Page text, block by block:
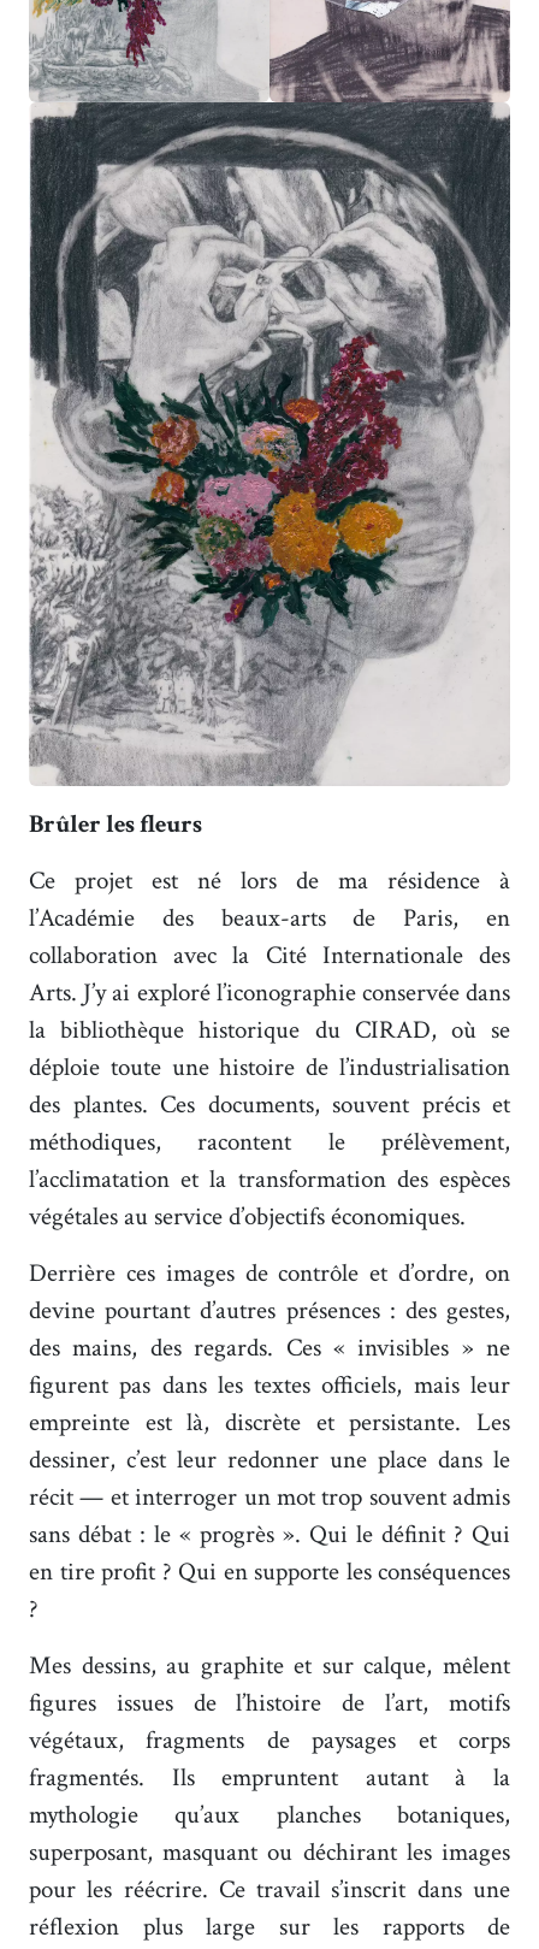
Brûler les fleurs
Ce projet est né lors de ma résidence à
l’Académie des beaux-arts de Paris, en
collaboration avec la Cité Internationale des
Arts. J’y ai exploré l’iconographie conservée dans
la bibliothèque historique du CIRAD, où se
déploie toute une histoire de l’industrialisation
des plantes. Ces documents, souvent précis et
méthodiques, racontent le prélèvement,
l’acclimatation et la transformation des espèces
végétales au service d’objectifs économiques.
Derrière ces images de contrôle et d’ordre, on
devine pourtant d’autres présences : des gestes,
des mains, des regards. Ces « invisibles » ne
figurent pas dans les textes officiels, mais leur
empreinte est là, discrète et persistante. Les
dessiner, c’est leur redonner une place dans le
récit — et interroger un mot trop souvent admis
sans débat : le « progrès ». Qui le définit ? Qui
en tire profit ? Qui en supporte les conséquences
?
Mes dessins, au graphite et sur calque, mêlent
figures issues de l’histoire de l’art, motifs
végétaux, fragments de paysages et corps
fragmentés. Ils empruntent autant à la
mythologie qu’aux planches botaniques,
superposant, masquant ou déchirant les images
pour les réécrire. Ce travail s’inscrit dans une
réflexion plus large sur les rapports de